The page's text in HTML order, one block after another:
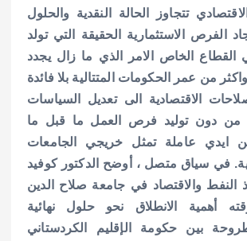
تتجاوز الحالة النقدية والحلول
الفرص الاستثمارية الحقيقة التي تولد
الخاص الامر الذي ما زال يجدد
من عمر الحكومات المتتالية بلا فائدة
الاقتصادية الى تعديل السياسات
من دون توليد فرص العمل ما قبل ما
ايدي عاملة تمثل خريجي الجامعات
في سياق متصل ، أوضح الدكتور كوفيد
النفط والاقتصاد في جامعة صلاح الدين
أهمية الانطلاق نحو حلول نهائية
بين حكومة الإقليم الكردستاني